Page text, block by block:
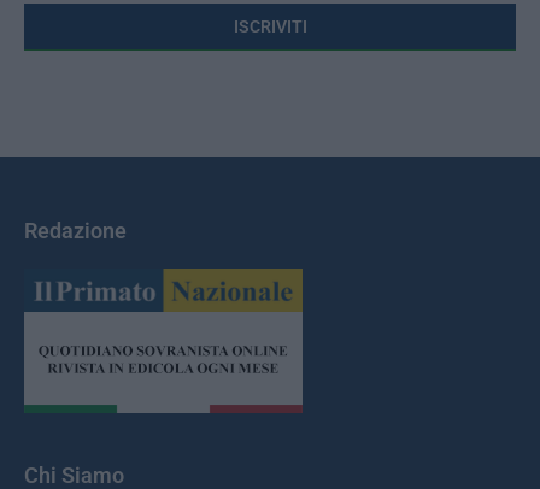
Redazione
Chi Siamo